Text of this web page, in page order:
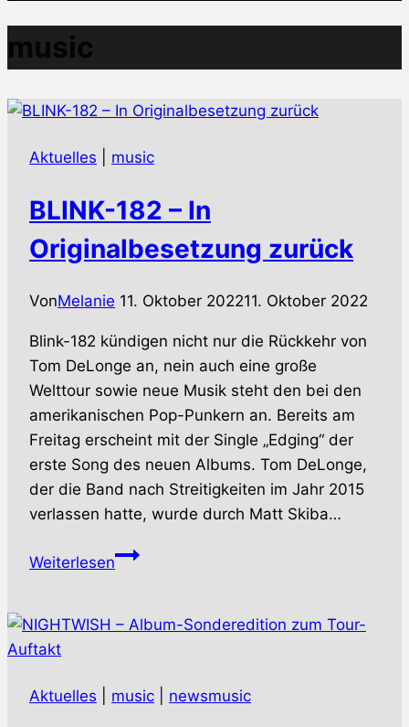
music
Aktuelles music
BLINK-182 – In
Originalbesetzung zurück
VonMelanie 11. Oktober 202211. Oktober 2022
Blink-182 kündigen nicht nur die Rückkehr von
Tom DeLonge an, nein auch eine große
Welttour sowie neue Musik steht den bei den
amerikanischen Pop-Punkern an. Bereits am
Freitag erscheint mit der Single „Edging“ der
erste Song des neuen Albums. Tom DeLonge,
der die Band nach Streitigkeiten im Jahr 2015
verlassen hatte, wurde durch Matt Skiba…
WeiterlesenBLINK-
In
Aktuelles
music newsmusic